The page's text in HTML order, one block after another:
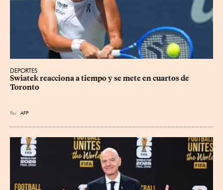
DEPORTES
Swiatek reacciona a tiempo y se mete en cuartos de
Toronto
Por AFP